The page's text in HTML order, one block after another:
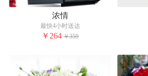
浓情
最快4小时送达
￥264 ￥359